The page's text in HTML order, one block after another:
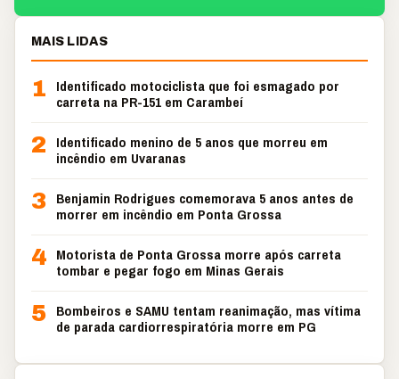
MAIS LIDAS
1
Identificado motociclista que foi esmagado por
carreta na PR-151 em Carambeí
2
Identificado menino de 5 anos que morreu em
incêndio em Uvaranas
3 Benjamin Rodrigues comemorava 5 anos antes de
morrer em incêndio em Ponta Grossa
4 Motorista de Ponta Grossa morre após carreta
tombar e pegar fogo em Minas Gerais
5 Bombeiros e SAMU tentam reanimação, mas vítima
de parada cardiorrespiratória morre em PG